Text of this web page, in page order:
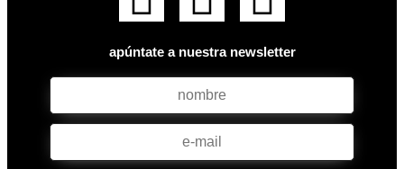
apúntate a nuestra newsletter